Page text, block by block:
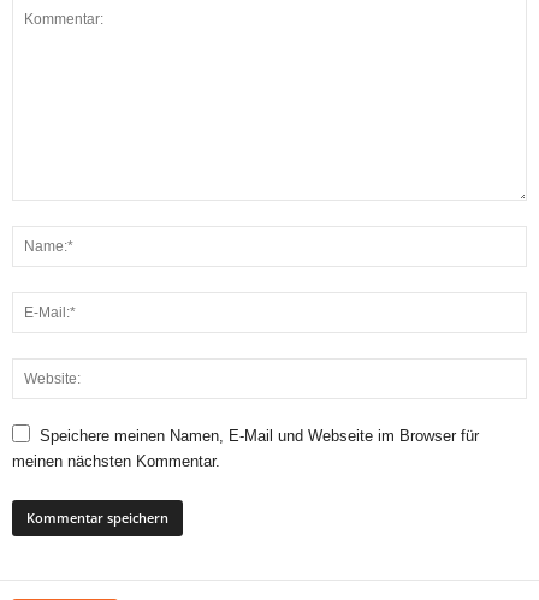
Speichere meinen Namen, E-Mail und Webseite im Browser für
meinen nächsten Kommentar.